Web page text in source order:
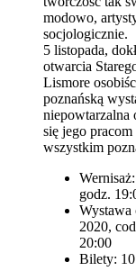
modowo,
socjologicznie.
5 listopada,
otwarcia
Lismore
poznańską
niepowtarzalna
się jego
wszystkim
godz.
Wystawa
2020,
20:00
Bilety: 10